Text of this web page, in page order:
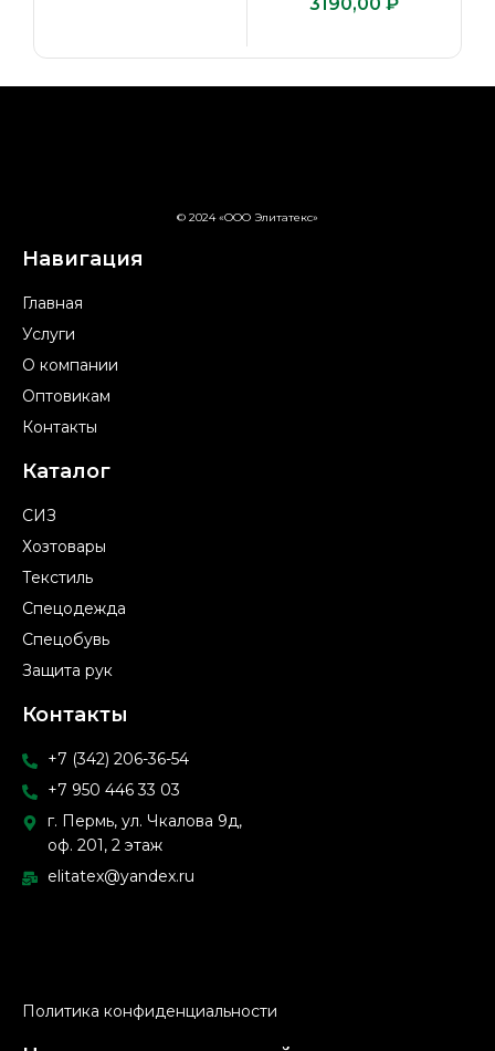
₽
© 2024 «ООО Элитатекс»
Навигация
Главная
Услуги
О компании
Оптовикам
Контакты
Каталог
СИЗ
Хозтовары
Текстиль
Спецодежда
Спецобувь
Защита рук
Контакты
+7 (342) 206-36-54
+7 950 446 33 03
г. Пермь, ул. Чкалова 9д,
оф. 201, 2 этаж
elitatex@yandex.ru
Политика конфиденциальности